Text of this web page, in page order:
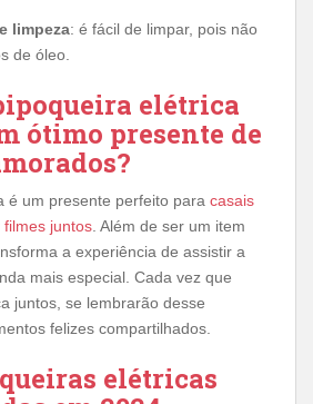
limpeza: é fácil de limpar, pois não
de óleo.
elétrica
ótimo presente de
é um presente perfeito para casais
juntos. Além de ser um item
a experiência de assistir a
mais especial. Cada vez que
juntos, se lembrarão desse
felizes compartilhados.
elétricas